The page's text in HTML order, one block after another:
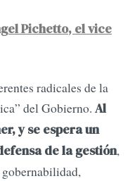
Pichetto, el vice
radicales de la
del Gobierno. Al
y se espera un
de la gestión,
gobernabilidad,